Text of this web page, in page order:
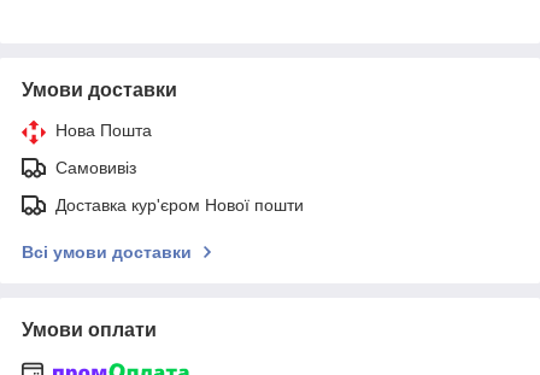
Умови доставки
Нова Пошта
Самовивіз
Доставка кур'єром Нової пошти
Всі умови доставки
Умови оплати